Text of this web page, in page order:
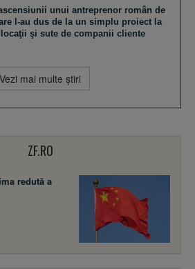
unui antreprenor român de
l-au dus de la un simplu proiect la
şi sute de companii cliente
Vezi mai multe ştiri
ZF.RO
redută a